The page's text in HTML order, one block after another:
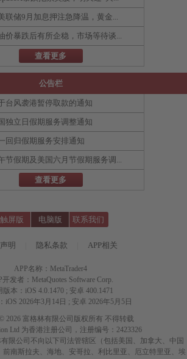
美联储9月加息押注急降温，黄金...
油价暴跌后有所企稳，市场等待谈...
查看更多
公告栏
台风袭港暂停取款的通知
独立日假期服务调整通知
回归假期服务安排通知
节假期及美国六月节假期服务调...
查看更多
触屏版 电脑版 联系我们
明 隐私条款 APP相关
APP名称：MetaTrader4
开发者：MetaQuotes Software Corp.
版本：iOS 4.0.1470 ; 安卓 400.1471
iOS 2026年3月14日 ; 安卓 2026年5月5日
2026 富格林有限公司版权所有 不得转载
Ltd 为香港注册公司，注册编号：2423326
有限公司不向以下司法管辖区（包括美国、加拿大、中国
南斯拉夫、海地、安哥拉、利比里亚、厄立特里亚、埃